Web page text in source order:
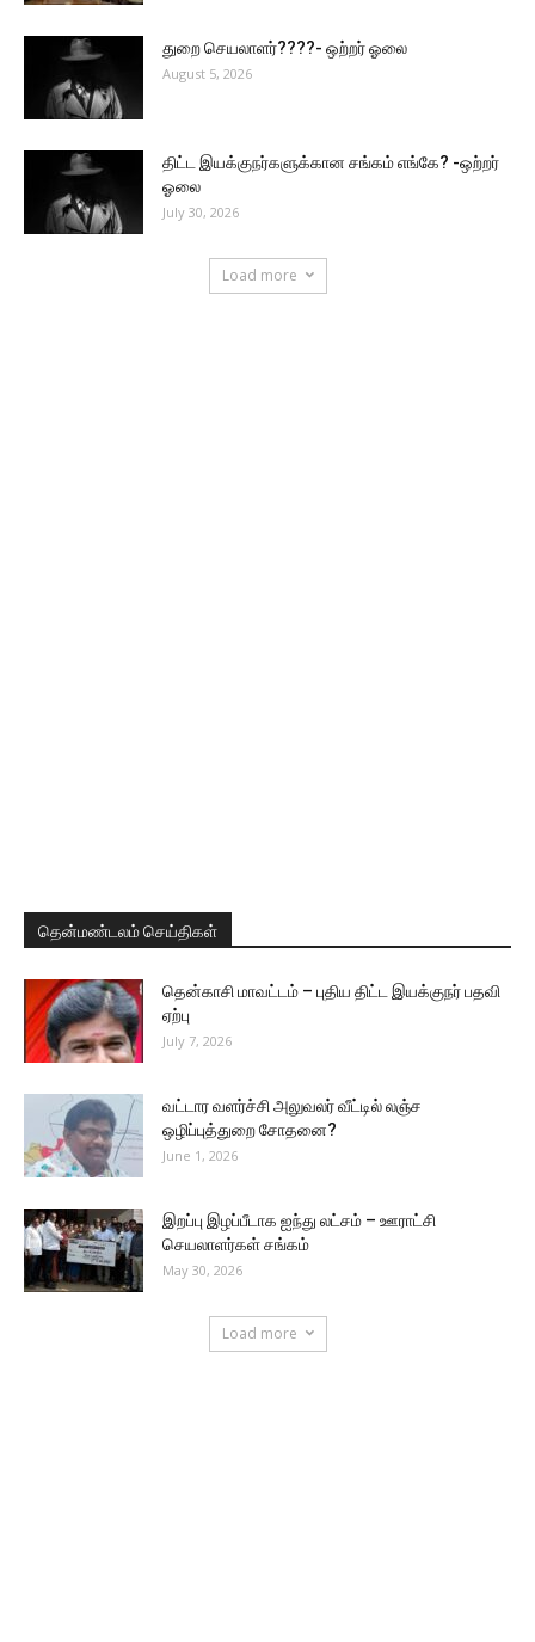
துறை செயலாளர்????- ஒற்றர் ஓலை
August 5, 2026
திட்ட இயக்குநர்களுக்கான சங்கம் எங்கே? -ஒற்றர்
ஓலை
July 30, 2026
Load more
தென்மண்டலம் செய்திகள்
தென்காசி மாவட்டம் – புதிய திட்ட இயக்குநர் பதவி
ஏற்பு
July 7, 2026
வட்டார வளர்ச்சி அலுவலர் வீட்டில் லஞ்ச
ஒழிப்புத்துறை சோதனை?
June 1, 2026
இறப்பு இழப்பீடாக ஐந்து லட்சம் – ஊராட்சி
செயலாளர்கள் சங்கம்
May 30, 2026
Load more